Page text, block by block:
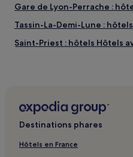
Gare de Lyon-Perrache :
Tassin-La-Demi-Lune :
Saint-Priest : hôtels Hôtels
Parc de la Tête d’or : hôtels à
Halle Tony Garnier : hôtels à
Pac d'affaires de la Vallée
Destinations phares
Hôtels en France